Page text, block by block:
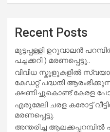
Recent Posts
മുട്ടപ്പള്ളി ഉറുവാലൻ
പച്ചക്കറി ) മരണപ്പെട്ടു..
വിവിധ സ്കൂളുകളില്‍
കേഡറ്റ് പദ്ധതി
ക്ഷണിച്ചുകൊണ്ട് കേരള
എരുമേലി ചരള കരോട്ട്
മരണപ്പെട്ടു.
അന്തരിച്ച